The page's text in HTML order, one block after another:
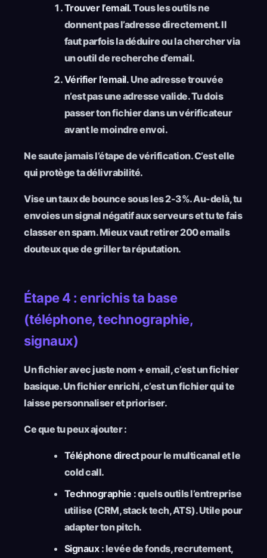
Trouver l’email.Tous les outils ne
donnent pas l’adresse directement. Il
faut parfois la déduire ou la chercher via
un outil de recherche d’email.
Vérifier l’email. Une adresse trouvée
n’est pas une adresse valide. Tu dois
passer ton fichier dans un vérificateur
avant le moindre envoi.
Ne saute jamais l’étape de vérification. C’est elle
qui protège ta délivrabilité.
Vise un taux de bounce sous les 2-3%. Au-delà, tu
envoies un signal négatif aux serveurs et tu te fais
classer en spam. Mieux vaut retirer 200 emails
douteux que de griller ta réputation.
Étape 4 : enrichis ta base
(téléphone, technographie,
signaux)
Un fichier avec juste nom + email, c’est un fichier
basique. Un fichier enrichi, c’est un fichier qui te
laisse personnaliser et prioriser.
Ce que tu peux ajouter :
Téléphone directpour le multicanal et le
cold call.
Technographie :quels outils l’entreprise
utilise (CRM, stack tech, ATS). Utile pour
adapter ton pitch.
Signaux : levée de fonds, recrutement,